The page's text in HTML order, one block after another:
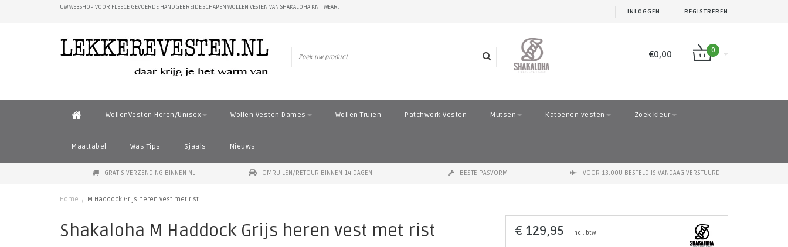
INLOGGEN REGISTREREN
UW WEBSHOP VOOR FLEECE GEVOERDE HANDGEBREIDE SCHAPEN WOLLEN VESTEN VAN SHAKALOHA KNITWEAR.
€0,00 0
WollenVesten Heren/Unisex Wollen Vesten Dames Wollen Truien Patchwork Vesten Mutsen Katoenen vesten Zoek kleur
Maattabel Was Tips Sjaals Nieuws
GRATIS VERZENDING BINNEN NL OMRUILEN/RETOUR BINNEN 14 DAGEN BESTE PASVORM VOOR 13.00U BESTELD IS VANDAAG VERSTUURD
Home / M Haddock Grijs heren vest met rist
Shakaloha M Haddock Grijs heren vest met rist € 129,95 Incl. btw